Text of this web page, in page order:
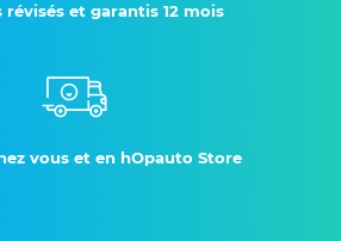
révisés et garantis 12 mois
vous et en hOpauto Store